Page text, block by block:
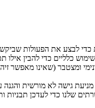
כדי לבצע את הפעולות
כלליים כדי להבין אילו
מניעת גישה לא מורשית
שלנו כדי לעדכן תבניות